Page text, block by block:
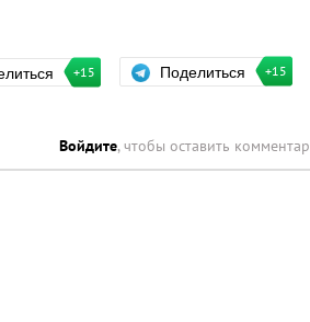
+15 Поделиться +15
Войдите, чтобы оставить